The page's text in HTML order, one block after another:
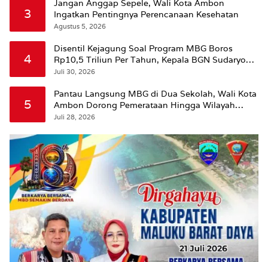
3
Jangan Anggap Sepele, Wali Kota Ambon
Ingatkan Pentingnya Perencanaan Kesehatan
Agustus 5, 2026
4
Disentil Kejagung Soal Program MBG Boros
Rp10,5 Triliun Per Tahun, Kepala BGN Sudaryono
Beri Penjelasan
Juli 30, 2026
5
Pantau Langsung MBG di Dua Sekolah, Wali Kota
Ambon Dorong Pemerataan Hingga Wilayah
Leitimur Selatan
Juli 28, 2026